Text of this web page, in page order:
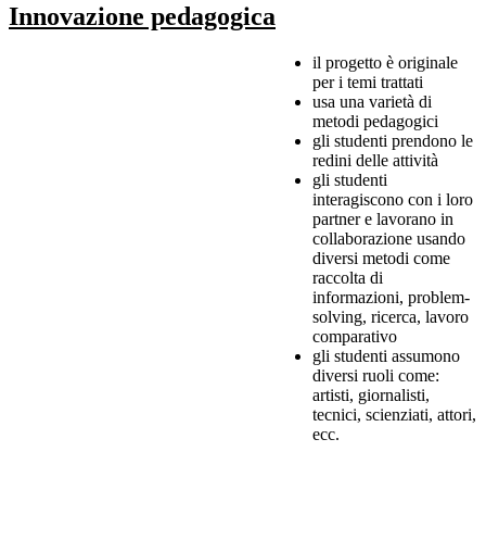
Innovazione pedagogica
il progetto è originale
per i temi trattati
usa una varietà di
metodi pedagogici
gli studenti prendono le
redini delle attività
gli studenti
interagiscono con i loro
partner e lavorano in
collaborazione usando
diversi metodi come
raccolta di
informazioni, problem-
solving, ricerca, lavoro
comparativo
gli studenti assumono
diversi ruoli come:
artisti, giornalisti,
tecnici, scienziati, attori,
ecc.